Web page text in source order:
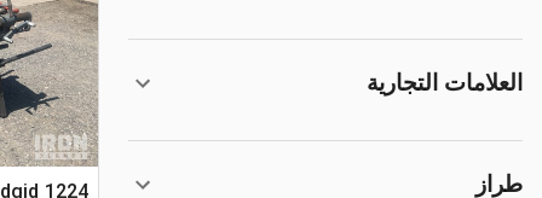
العلامات التجارية
طراز